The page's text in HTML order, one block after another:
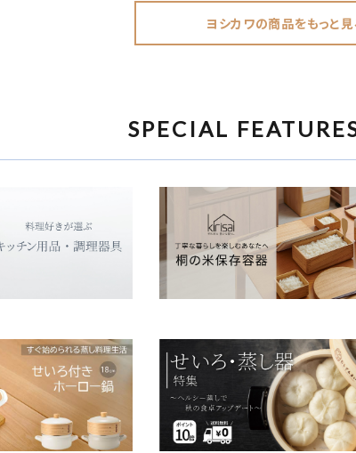
ヨシカワの商品をもっと見
SPECIAL